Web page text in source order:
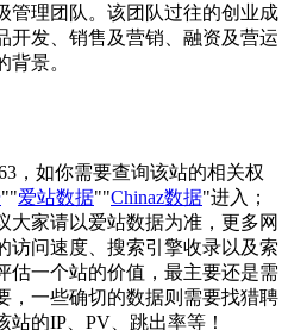
管理团队。该团队过往的创业成
开发、销售及营销、融资及营运
景。
，如你需要查询该站的相关权
""爱站数据""Chinaz数据"进入；
大家请以爱站数据为准，更多网
访问速度、搜索引擎收录以及索
估一个站的价值，最主要还是需
，一些确切的数据则需要找猎聘
的IP、PV、跳出率等！